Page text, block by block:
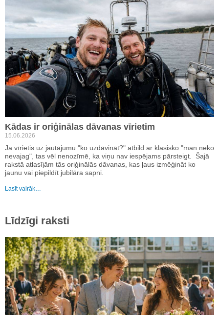
Kādas ir oriģinālas dāvanas vīrietim
15.06.2026
Ja vīrietis uz jautājumu "ko uzdāvināt?" atbild ar klasisko "man neko
nevajag", tas vēl nenozīmē, ka viņu nav iespējams pārsteigt. Šajā
rakstā atlasījām tās oriģinālās dāvanas, kas ļaus izmēģināt ko
jaunu vai piepildīt jubilāra sapni.
Lasīt vairāk…
Līdzīgi raksti